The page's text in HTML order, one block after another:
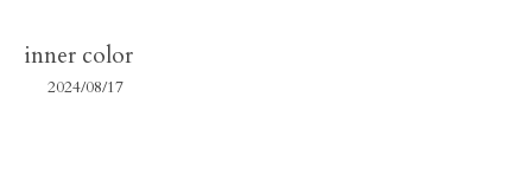
inner color
2024/08/17